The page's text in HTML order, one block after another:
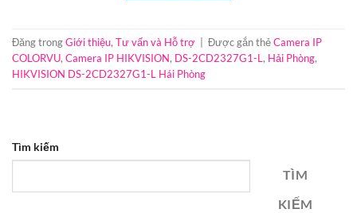
Đăng trongGiới thiệu, Tư vấn và Hỗ trợ Được gắn thẻCamera IP
COLORVU, Camera IP HIKVISION, DS-2CD2327G1-L, Hải Phòng,
HIKVISION DS-2CD2327G1-L Hái Phòng
Tìm kiếm
TÌM
KIẾM